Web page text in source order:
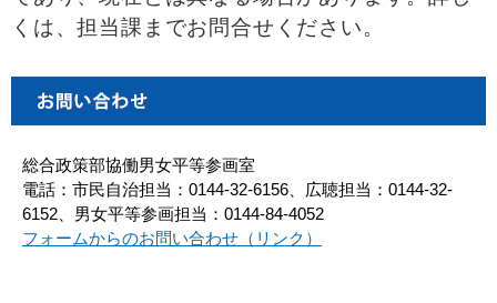
くは、担当課までお問合せください。
総合政策部協働男女平等参画室
電話：市民自治担当：0144-32-6156、広聴担当：0144-32-
6152、男女平等参画担当：0144-84-4052
フォームからのお問い合わせ（リンク）